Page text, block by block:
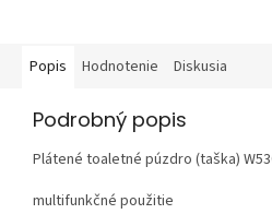
Popis Hodnotenie Diskusia
Podrobný popis
Plátené toaletné púzdro (taška)
multifunkčné použitie